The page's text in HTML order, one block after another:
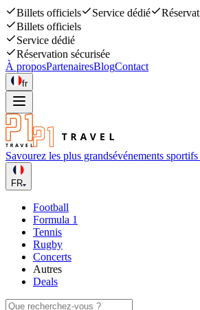
Billets officiels Service dédié
Billets officiels
Service dédié
Réservation sécurisée
À proposPartenairesBlogContact
fr
Savourez les plus grandsévénements
FR
Football
Formula 1
Tennis
Rugby
Concerts
Autres
Deals